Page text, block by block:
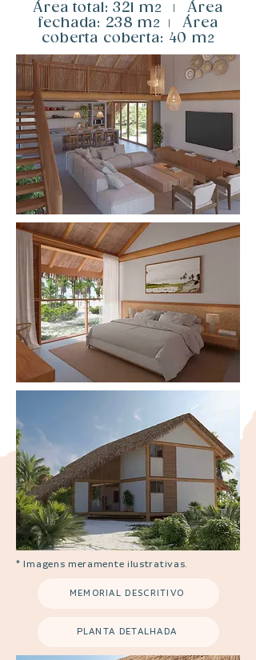
​Área total: 321 m 2|​Área
fechada: 238 m 2
​Área
coberta coberta: 40 m 2
* Imagens meramente ilustrativas.
MEMORIAL DESCRITIVO
PLANTA DETALHADA